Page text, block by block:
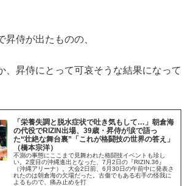
昇侍が出たものの、
、昇侍にとって可哀そうな結果になって
「栄養失調と脱水症状で吐き気もして…」朝倉海
の代役でRIZIN出場、39歳・昇侍が涙で語っ
た“壮絶な舞台裏”「これが格闘技の世界の答え」
（橋本宗洋）
不測の事態にここまで見舞われた格闘技イベントも珍し
い。2度目の沖縄進出となった、7月2日の『RIZIN.36』
（沖縄アリーナ）。大会2日前、6月30日の午前中に発表さ
れたのは朝倉海の欠場だった。古傷でもある右手の怪我に
よるもので、痛み止めを打